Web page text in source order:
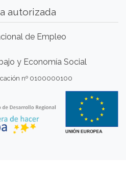
autorizada
de Empleo
y Economía Social
nº 0100000100